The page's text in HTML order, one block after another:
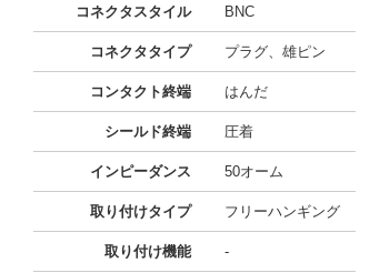
コネクタスタイル BNC
コネクタタイプ プラグ、雄ピン
コンタクト終端 はんだ
シールド終端 圧着
インピーダンス 50オーム
取り付けタイプ フリーハンギング
取り付け機能 -